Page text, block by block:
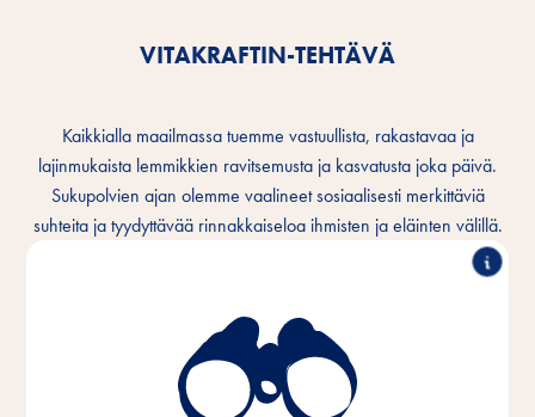
VITAKRAFTIN-TEHTÄVÄ
Kaikkialla maailmassa tuemme vastuullista, rakastavaa ja
lajinmukaista lemmikkien ravitsemusta ja kasvatusta joka päivä.
Sukupolvien ajan olemme vaalineet sosiaalisesti merkittäviä
suhteita ja tyydyttävää rinnakkaiseloa ihmisten ja eläinten välillä.
Ymmärrämme ihmisten ja eläinten välisen siteen ja
haluamme tehdä yhteenkuuluvuudesta parempaa
joka päivä. Jokaisessa eläinsuojassa ja kaikkialla